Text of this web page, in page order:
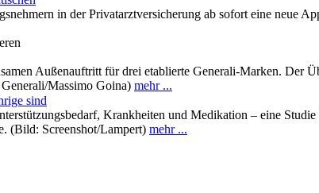
in der Privatarztversicherung ab sofort eine neue
Außenauftritt für drei etablierte Generali-Marken. Der
Massimo Goina) mehr ...
sind
Krankheiten und Medikation – eine
(Bild: Screenshot/Lampert) mehr ...